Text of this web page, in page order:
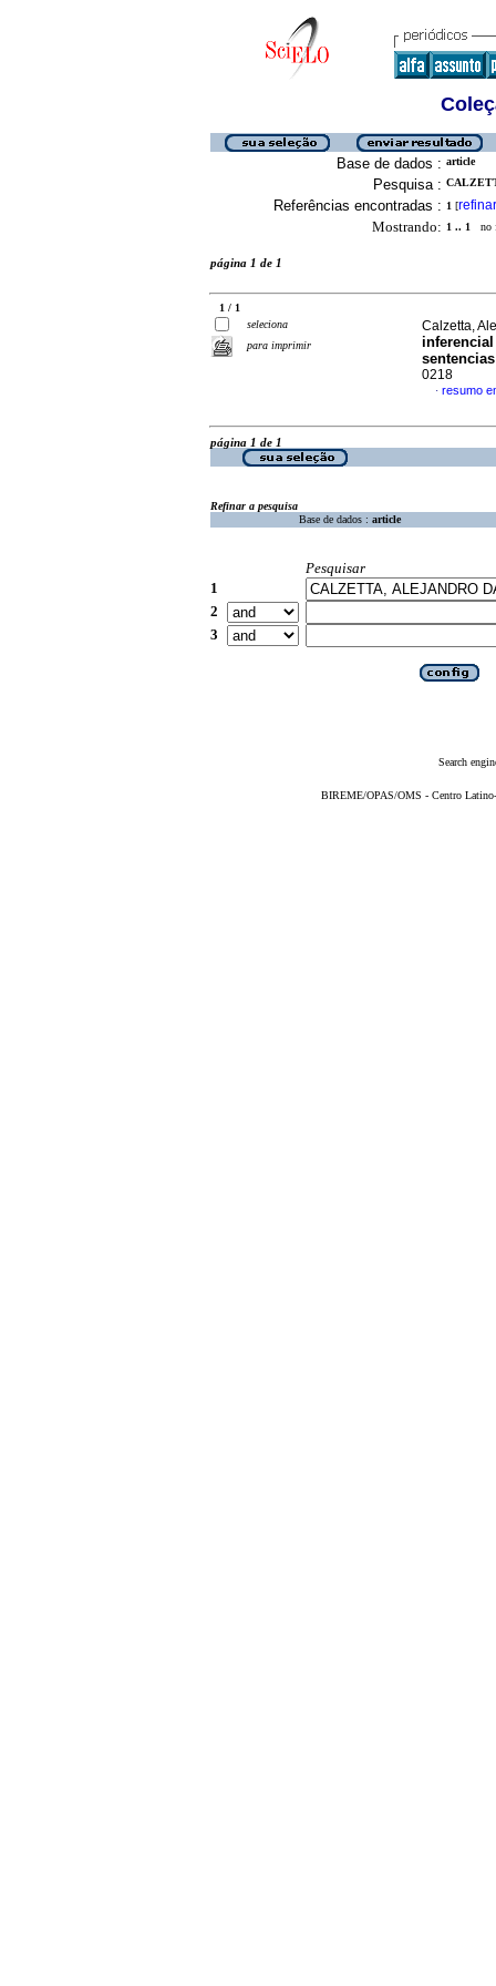
Base de dados : article
Pesquisa :
Referências encontradas : 1 [refinar
Mostrando: 1 .. 1 no
página 1 de 1
1 / 1
seleciona
para imprimir
Calzetta,
0218
· resumo
página 1 de 1
Refinar a pesquisa
Base de dados : article
Pesquisar
1
2
3
Search
BIREME/OPAS/OMS - Centro Latino-